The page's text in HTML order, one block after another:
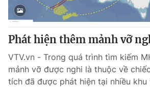
Phát hiện thêm mảnh vỡ
VTV.vn - Trong quá trình tìm kiếm
mảnh vỡ được nghi là thuộc về
tích đã được phát hiện tại nhiều khu